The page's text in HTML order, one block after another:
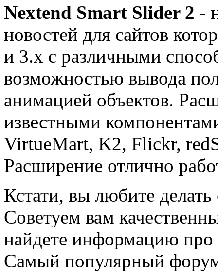
Nextend Smart Slider 2 -
новостей для сайтов
и 3.x с различными
возможностью вывода
анимацией объектов.
известными
VirtueMart, K2, Flickr,
Расширение отлично
Кстати, вы любите
Советуем вам
найдете информацию
Самый популярный